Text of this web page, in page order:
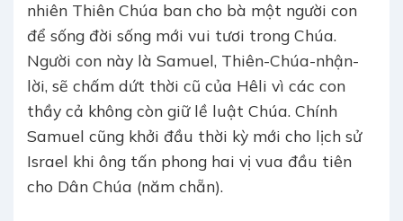
nhiên Thiên Chúa ban cho bà một người con
để sống đời sống mới vui tươi trong Chúa.
Người con này là Samuel, Thiên-Chúa-nhận-
lời, sẽ chấm dứt thời cũ của Hêli vì các con
thầy cả không còn giữ lề luật Chúa. Chính
Samuel cũng khởi đầu thời kỳ mới cho lịch sử
Israel khi ông tấn phong hai vị vua đầu tiên
cho Dân Chúa (năm chẵn).